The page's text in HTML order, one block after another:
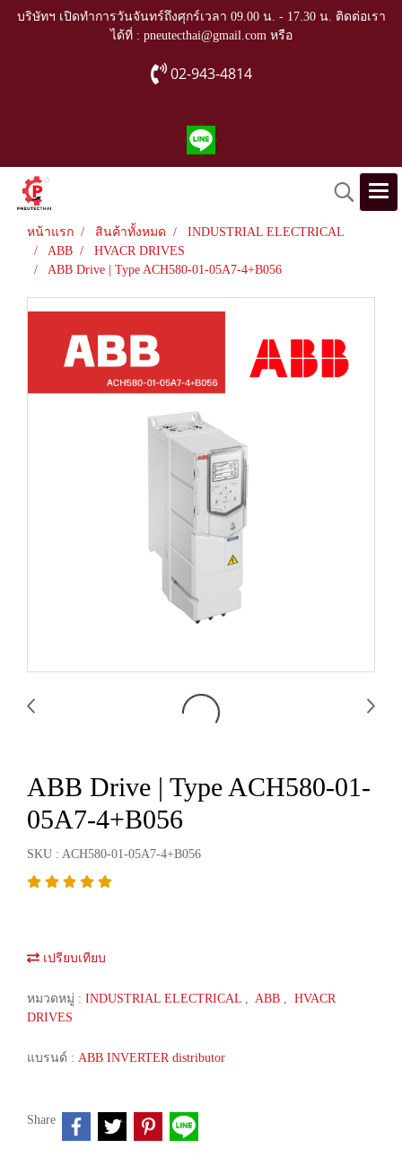
บริษัทฯ เปิดทำการวันจันทร์ถึงศุกร์เวลา 09.00 น. - 17.30 น. ติดต่อเรา
ได้ที่ : pneutecthai@gmail.com หรือ
02-943-4814
หน้าแรก สินค้าทั้งหมด
INDUSTRIAL ELECTRICAL
ABB
HVACR DRIVES
ABB Drive | Type ACH580-01-05A7-4+B056
ABB Drive | Type ACH580-01-
05A7-4+B056
SKU : ACH580-01-05A7-4+B056
เปรียบเทียบ
หมวดหมู่ : INDUSTRIAL ELECTRICAL , ABB , HVACR
DRIVES
แบรนด์ : ABB INVERTER distributor
Share